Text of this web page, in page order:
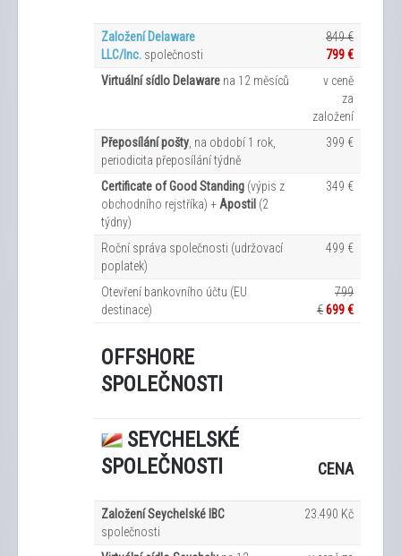
Založení Delaware
LLC/Inc. společnosti
849 €
799 €
Virtuální sídlo Delaware na 12 měsíců
v ceně
za
založení
Přeposílání pošty , na období 1 rok,
periodicita přeposílání týdně
399 €
Certificate of Good Standing (výpis z
obchodního rejstříka) + Apostil (2
týdny)
349 €
Roční správa společnosti (udržovací
poplatek)
499 €
Otevření bankovního účtu (EU
destinace)
799
€699 €
OFFSHORE
SPOLEČNOSTI
SEYCHELSKÉ
SPOLEČNOSTI
CENA
Založení Seychelské IBC
společnosti
23.490 Kč